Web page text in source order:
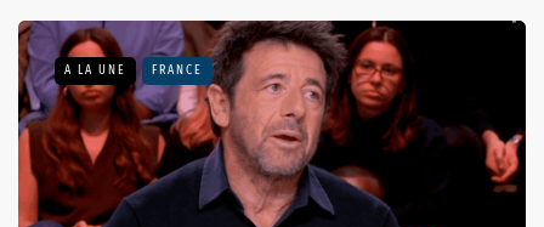
A LA UNE FRANCE